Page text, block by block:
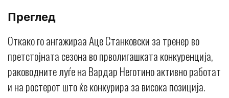
Преглед
Откако го ангажираа Аце Станковски за тренер во
претстојната сезона во прволигашката конкуренција,
раководните луѓе на Вардар Неготино активно работат
и на ростерот што ќе конкурира за висока позиција.